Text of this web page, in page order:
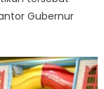
Gubernur